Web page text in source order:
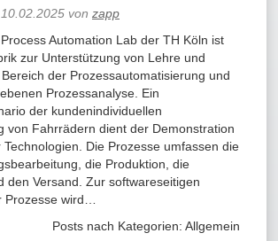
10.02.2025 von zapp
Automation Lab der TH Köln ist
zur Unterstützung von Lehre und
der Prozessautomatisierung und
Prozessanalyse. Ein
der kundenindividuellen
von Fahrrädern dient der Demonstration
Die Prozesse umfassen die
die Produktion, die
den Versand. Zur softwareseitigen
wird…
Posts nach Kategorien: Allgemein